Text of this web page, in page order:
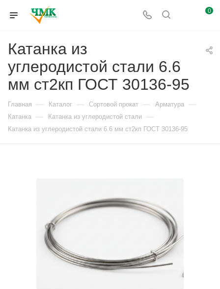
0
Катанка из
углеродистой стали 6.6
мм ст2кп ГОСТ 30136-95
Главная — Каталог — Сортовой прокат — Арматура —
Катанка — Катанка из углеродистой стали —
Катанка из углеродистой стали 6.6 мм ст2кп ГОСТ 30136-95